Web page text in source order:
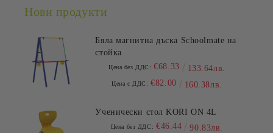
Нови продукти
Бяла магнитна дъска Schoolmate на
стойка
Цена без ДДС: €68.33 133.64лв.
Цена с ДДС: €82.00 160.38лв.
Ученически стол KORI ON 4L
Цена без ДДС: €46.44 90.83лв.